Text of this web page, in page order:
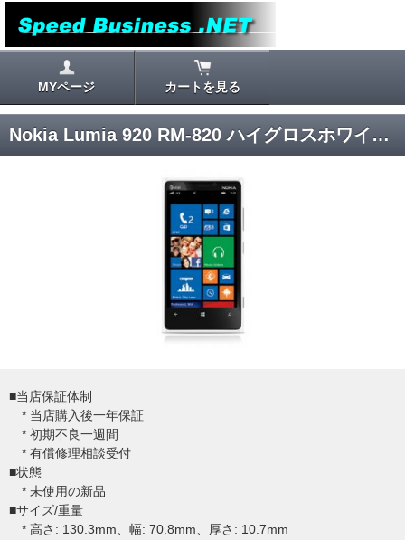
MYページ カートを見る
Nokia Lumia 920 RM-820 ハイグロスホワイト Windows Phone 8 AT&T SIMロック解除済み (並行輸入品の日本国内発送)
■当店保証体制
* 当店購入後一年保証
* 初期不良一週間
* 有償修理相談受付
■状態
* 未使用の新品
■サイズ/重量
* 高さ: 130.3mm、幅: 70.8mm、厚さ: 10.7mm